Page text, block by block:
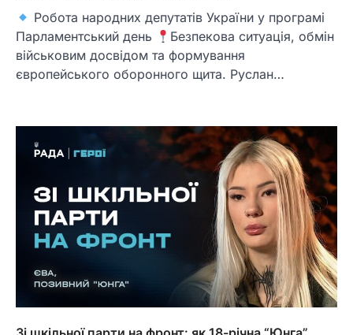
Робота народних депутатів України у програмі
Парламентський день
Безпекова ситуація, обмін
військовим досвідом та формування
європейського оборонного щита. Руслан…